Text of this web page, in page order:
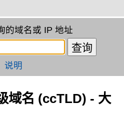
的域名或 IP 地址
说明
域名 (ccTLD) - 大